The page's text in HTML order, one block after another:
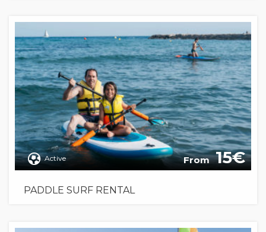
Active From 15
PADDLE SURF RENTAL